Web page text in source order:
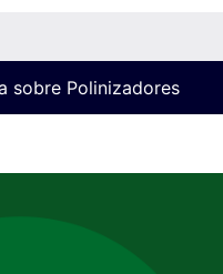
sobre Polinizadores